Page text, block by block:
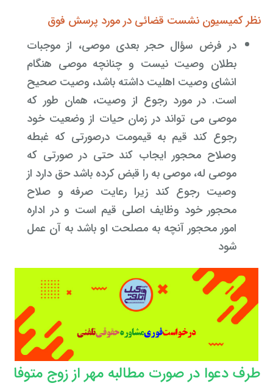
نظر کمیسیون نشست قضائی در مورد پرسش فوق
در فرض سؤال حجر بعدی موصی، از موجبات
بطلان وصیت نیست و چنانچه موصی هنگام
انشای وصیت اهلیت داشته باشد، وصیت صحیح
است. در مورد رجوع از وصیت، همان طور که
موصی می تواند در زمان حیات از وضعیت خود
رجوع کند قیم به قیمومت درصورتی که غبطه
وصلاح محجور ایجاب کند حتی در صورتی که
موصی له، موصی به را قبض کرده باشد حق دارد از
وصیت رجوع کند زیرا رعایت صرفه و صلاح
محجور خود وظایف اصلی قیم است و در اداره
امور محجور آنچه به مصلحت او باشد به آن عمل
شود
طرف دعوا در صورت مطالبه مهر از زوج متوفا